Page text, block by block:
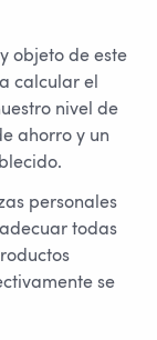
objeto de este
calcular el
nivel de
ahorro y un
personales
todas
se